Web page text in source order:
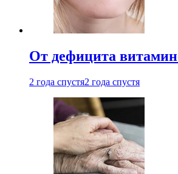
От дефицита
2 года спустя2 года спустя